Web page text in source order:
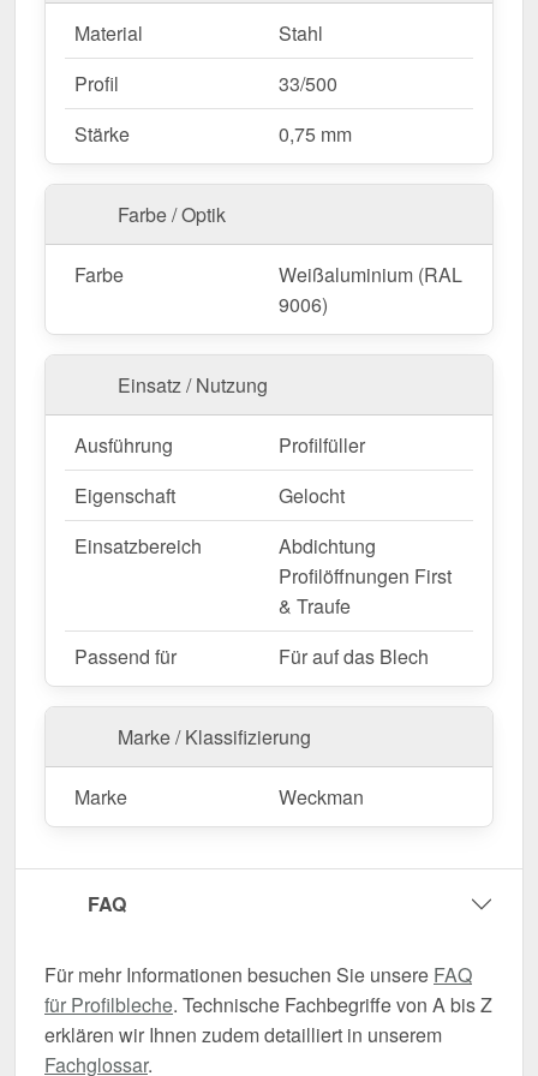
Material
Stahl
Profil
33/500
Stärke
0,75 mm
Farbe / Optik
Farbe
Weißaluminium (RAL
9006)
Einsatz / Nutzung
Ausführung
Profilfüller
Eigenschaft
Gelocht
Einsatzbereich
Abdichtung
Profilöffnungen First
& Traufe
Passend für
Für auf das Blech
Marke / Klassifizierung
Marke Weckman
FAQ
Für mehr Informationen besuchen Sie unsere FAQ
für Profilbleche. Technische Fachbegriffe von A bis Z
erklären wir Ihnen zudem detailliert in unserem
Fachglossar.